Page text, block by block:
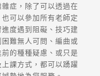
症，除了可以透過在
可以參加所有老師定
度遇到阻礙、技巧建
難無人可問、編曲或
的種種疑慮、或只是
課方式，都可以踴躍